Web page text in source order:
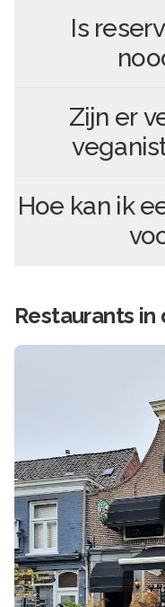
Is
Zijn er
Hoe kan ik
Restaurants in